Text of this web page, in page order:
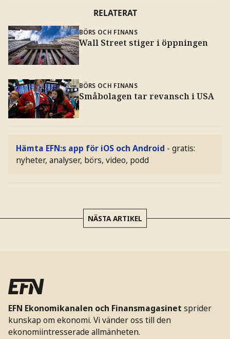
RELATERAT
BÖRS OCH FINANS
Wall Street stiger i öppningen
BÖRS OCH FINANS
Småbolagen tar revansch i USA
Hämta EFN:s app för iOS och Android - gratis:
nyheter, analyser, börs, video, podd
NÄSTA ARTIKEL
EFN Ekonomikanalen och Finansmagasinet sprider
kunskap om ekonomi. Vi vänder oss till den
ekonomiintresserade allmänheten.